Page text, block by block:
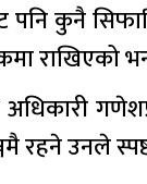
पनि कुनै
अधिकारी
रहने उनले